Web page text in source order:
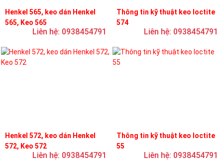
Henkel 565, keo dán Henkel
565, Keo 565
Liên hệ: 0938454791
Thông tin kỹ thuật keo loctite
574
Liên hệ: 0938454791
Henkel 572, keo dán Henkel
572, Keo 572
Liên hệ: 0938454791
Thông tin kỹ thuật keo loctite
55
Liên hệ: 0938454791